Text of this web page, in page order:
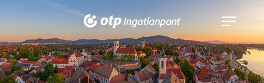
Navigáció
kinyitása